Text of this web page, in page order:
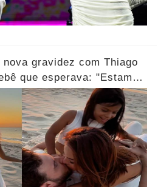
gravidez com Thiago
que esperava: "Estamos